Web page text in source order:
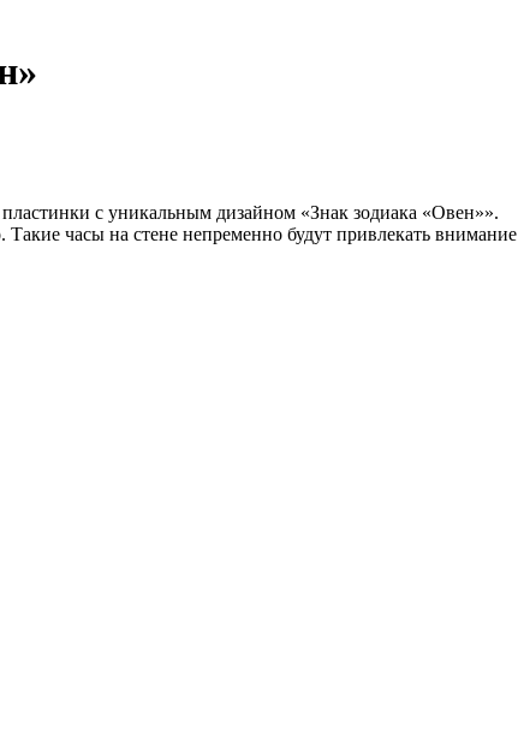
с уникальным дизайном «Знак зодиака «Овен»».
часы на стене непременно будут привлекать внимание